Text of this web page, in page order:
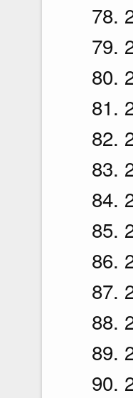
78.
79.
80.
81.
82.
83.
84.
85.
86.
87.
88.
89.
90.